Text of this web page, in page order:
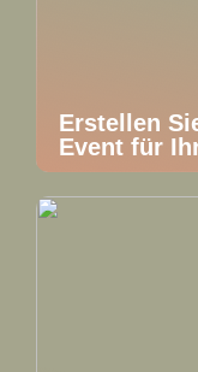
Erstellen
Event für